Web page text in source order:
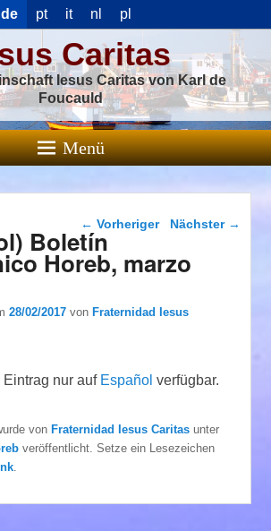
de pt it nl pl
Caritas
Iesus Caritas von Karl de
Foucauld
Menü
Beitragsnavigation
← Vorheriger Nächster →
Boletín
Horeb, marzo
28/02/2017 vonFraternidad Iesus
Eintrag nur auf Español verfügbar.
vonFraternidad Iesus Caritas unter
veröffentlicht. Setze ein Lesezeichen